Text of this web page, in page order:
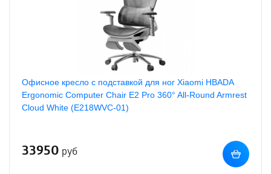
Офисное кресло с подставкой для ног Xiaomi HBADA
Ergonomic Computer Chair E2 Pro 360° All-Round Armrest
Cloud White (E218WVC-01)
33950 руб